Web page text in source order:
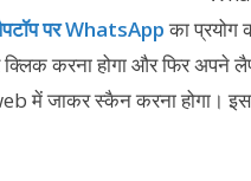
पर WhatsAppका प्रयोग
करना होगा और फिर अपने
में जाकर स्कैन करना होगा।